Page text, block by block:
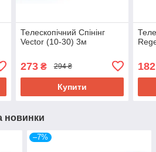
Телескопічний Спінінг
Vector (10-30) 3м
273₴ 294 ₴
Купити
182
новинки
–7%